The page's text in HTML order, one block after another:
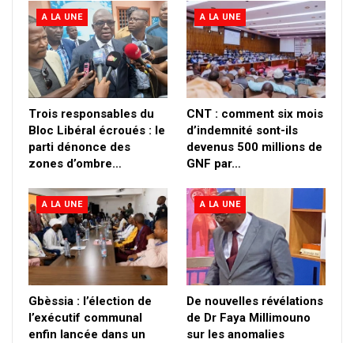
A LA UNE
Trois responsables du
Bloc Libéral écroués : le
parti dénonce des
zones d’ombre…
A LA UNE
CNT : comment six mois
d’indemnité sont-ils
devenus 500 millions de
GNF par…
A LA UNE
Gbèssia : l’élection de
l’exécutif communal
enfin lancée dans un
A LA UNE
De nouvelles révélations
de Dr Faya Millimouno
sur les anomalies